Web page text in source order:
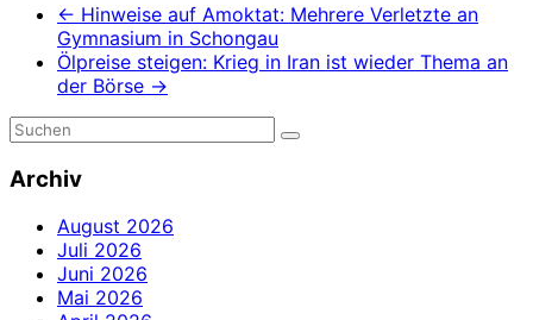
← Hinweise auf Amoktat: Mehrere Verletzte an
Gymnasium in Schongau
Ölpreise steigen: Krieg in Iran ist wieder Thema an
der Börse →
Archiv
August 2026
Juli 2026
Juni 2026
Mai 2026